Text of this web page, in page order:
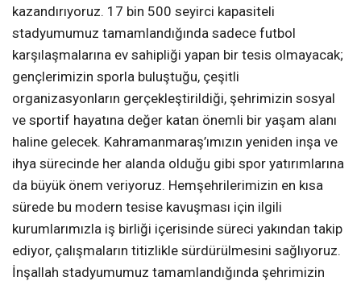
kazandırıyoruz. 17 bin 500 seyirci kapasiteli
stadyumumuz tamamlandığında sadece futbol
karşılaşmalarına ev sahipliği yapan bir tesis olmayacak;
gençlerimizin sporla buluştuğu, çeşitli
organizasyonların gerçekleştirildiği, şehrimizin sosyal
ve sportif hayatına değer katan önemli bir yaşam alanı
haline gelecek. Kahramanmaraş’ımızın yeniden inşa ve
ihya sürecinde her alanda olduğu gibi spor yatırımlarına
da büyük önem veriyoruz. Hemşehrilerimizin en kısa
sürede bu modern tesise kavuşması için ilgili
kurumlarımızla iş birliği içerisinde süreci yakından takip
ediyor, çalışmaların titizlikle sürdürülmesini sağlıyoruz.
İnşallah stadyumumuz tamamlandığında şehrimizin